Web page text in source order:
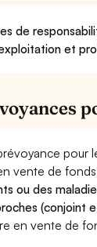
de
et
pour
vente de
ou des
(conjoint
en vente de